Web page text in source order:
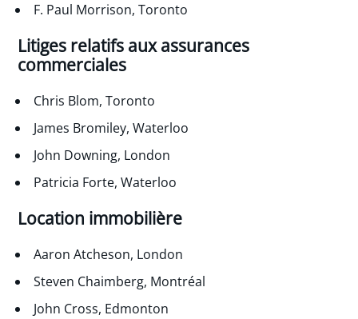
F. Paul Morrison, Toronto
Litiges relatifs aux assurances
commerciales
Chris Blom, Toronto
James Bromiley, Waterloo
John Downing, London
Patricia Forte, Waterloo
Location immobilière
Aaron Atcheson, London
Steven Chaimberg, Montréal
John Cross, Edmonton